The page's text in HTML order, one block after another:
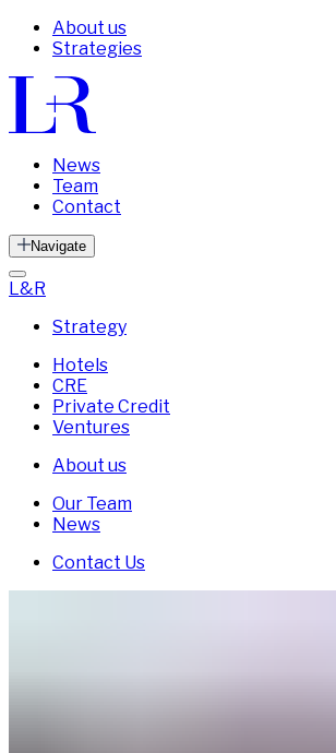
About us
Strategies
News
Team
Contact
Navigate
L&R
Strategy
Hotels
CRE
Private Credit
Ventures
About us
Our Team
News
Contact Us